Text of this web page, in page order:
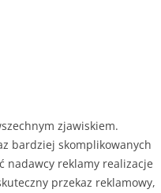
zjawiskiem.
bardziej skomplikowanych
nadawcy reklamy realizacje
przekaz reklamowy,